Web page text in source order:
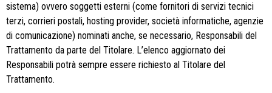
sistema) ovvero soggetti esterni (come fornitori di servizi tecnici
terzi, corrieri postali, hosting provider, società informatiche, agenzie
di comunicazione) nominati anche, se necessario, Responsabili del
Trattamento da parte del Titolare. L’elenco aggiornato dei
Responsabili potrà sempre essere richiesto al Titolare del
Trattamento.